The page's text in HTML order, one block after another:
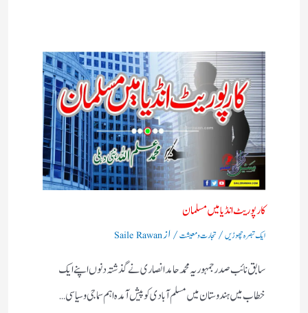
کارپوریٹ انڈیا میں مسلمان
ایک تبصرہ چھوڑیں/تجارت و معیشت/ ازSaile Rawan
سابق نائب صدر جمہوریہ محمد حامد انصاری نے گذشتہ دنوں اپنے ایک
خطاب میں ہندوستان میں مسلم آبادی کو پیش آمدہ اہم سماجی و سیاسی…